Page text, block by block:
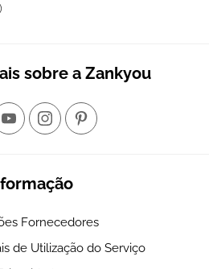
sobre a Zankyou
Fornecedores
de Utilização do Serviço